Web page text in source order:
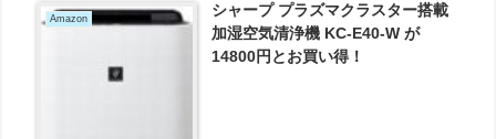
Amazon
シャープ プラズマクラスター搭載
加湿空気清浄機 KC-E40-W が
14800円とお買い得！